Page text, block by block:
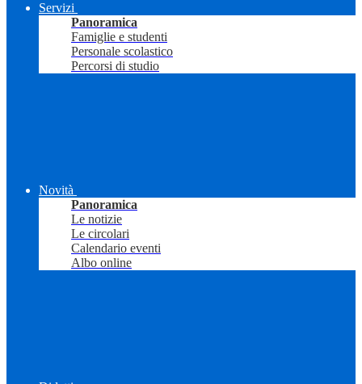
Servizi
Panoramica
Famiglie e studenti
Personale scolastico
Percorsi di studio
Novità
Panoramica
Le notizie
Le circolari
Calendario eventi
Albo online